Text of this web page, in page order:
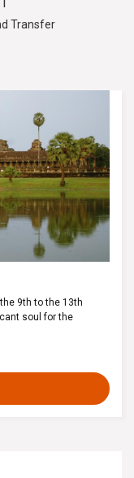
Transfer
9th to the 13th
soul for the